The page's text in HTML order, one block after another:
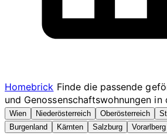
Homebrick Finde die passende
und Genossenschaftswohnungen in
Wien Niederösterreich Oberösterreich
Burgenland
Kärnten Salzburg Vorarlberg